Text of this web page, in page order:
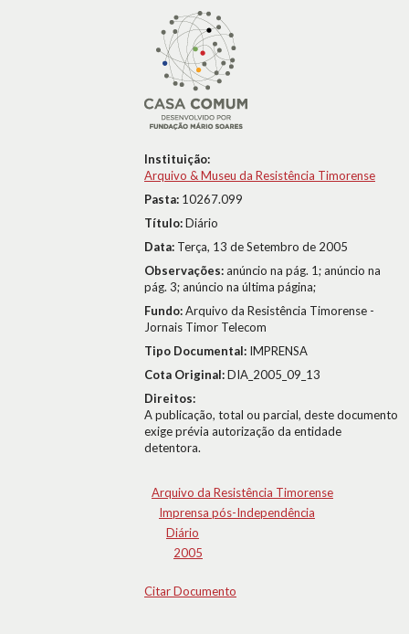
Instituição:
Arquivo & Museu da Resistência Timorense
Pasta: 10267.099
Título:Diário
Data: Terça, 13 de Setembro de 2005
Observações:anúncio na pág. 1; anúncio na
pág. 3; anúncio na última página;
Fundo:Arquivo da Resistência Timorense -
Jornais Timor Telecom
Tipo Documental: IMPRENSA
Cota Original:DIA_2005_09_13
Direitos:
A publicação, total ou parcial, deste documento
exige prévia autorização da entidade
detentora.
Arquivo da Resistência Timorense
Imprensa pós-Independência
Diário
2005
Citar Documento